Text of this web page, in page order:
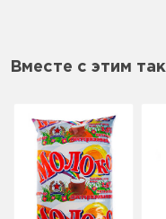
Вместе с этим